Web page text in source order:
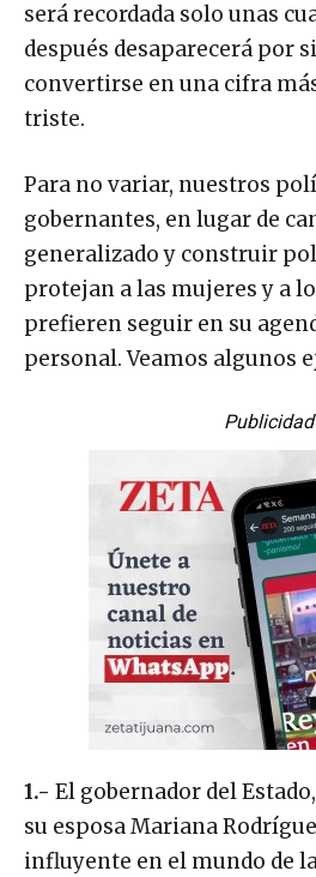
será recordada solo unas
después desaparecerá por
convertirse en una cifra
triste.
Para no variar, nuestros
gobernantes, en lugar de
generalizado y construir
protejan a las mujeres y a
prefieren seguir en su
personal. Veamos algunos
Publicidad
1.- El gobernador del
su esposa Mariana
influyente en el mundo de